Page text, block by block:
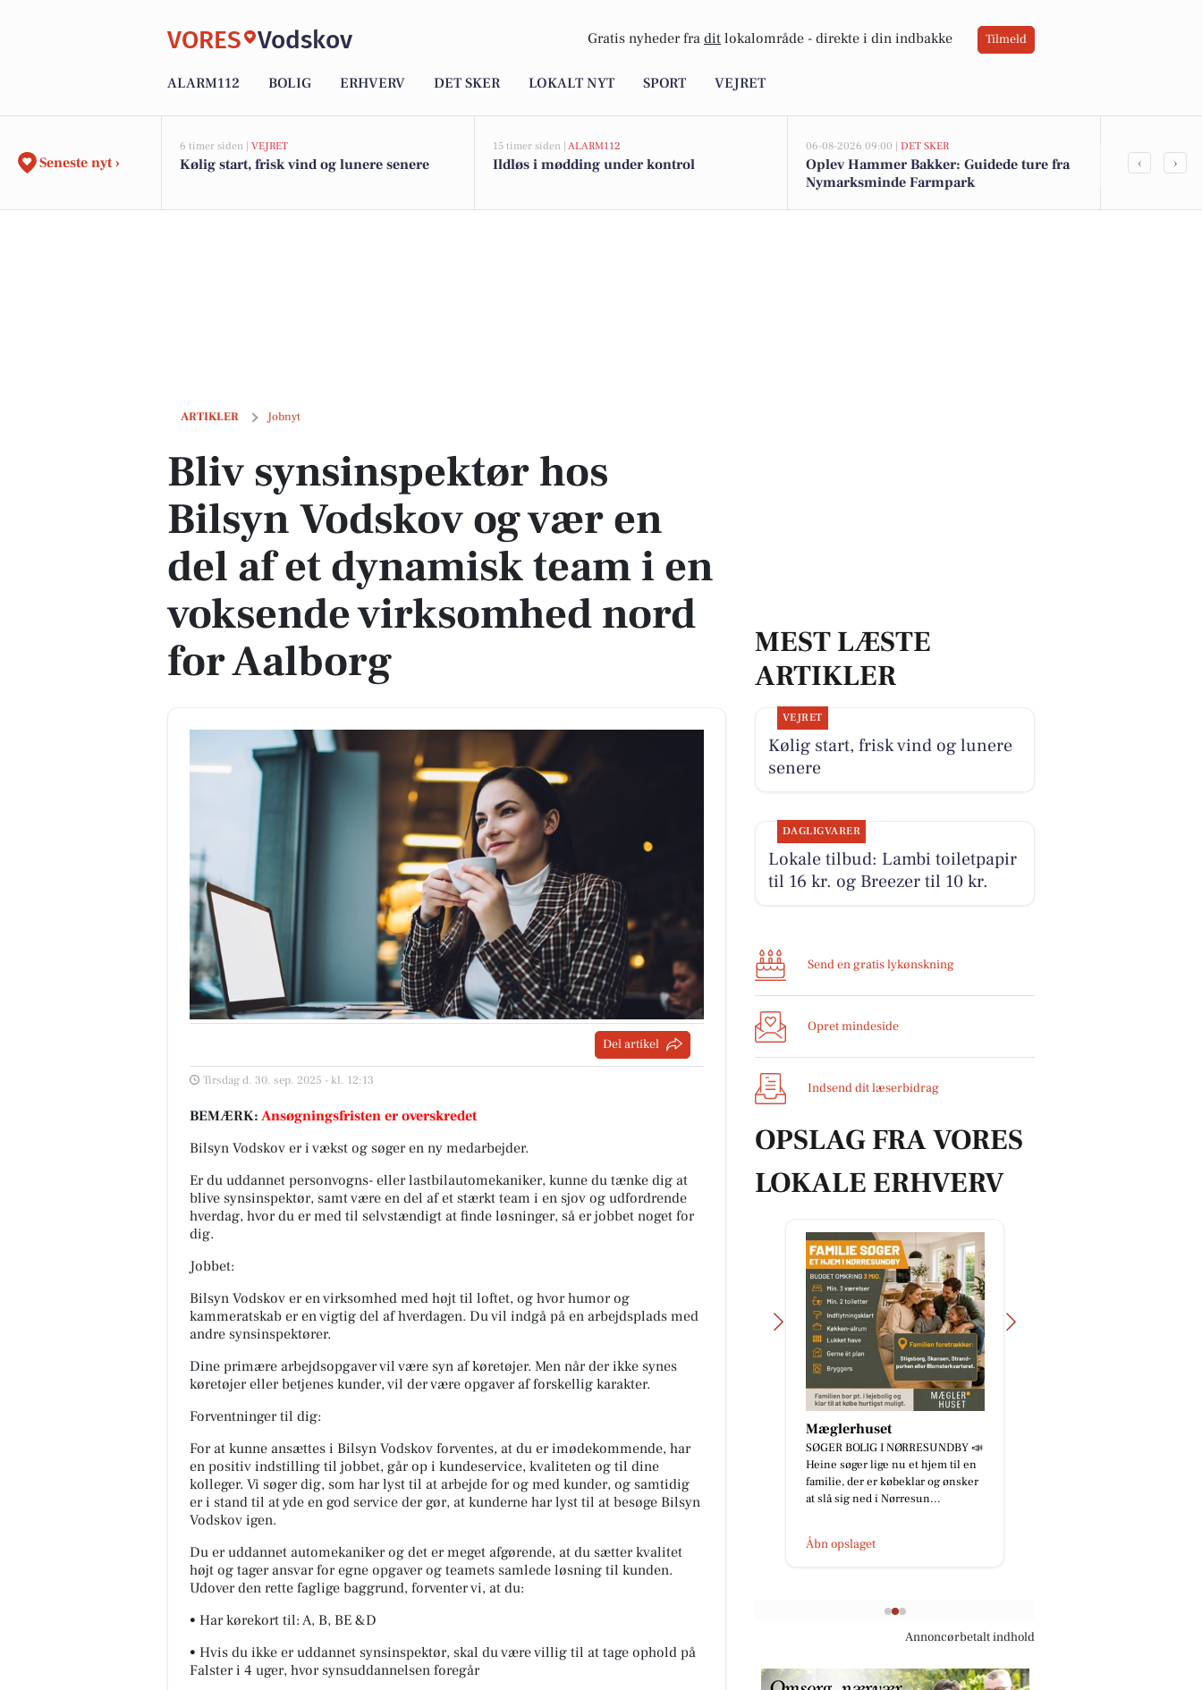
VORES Vodskov Gratis nyheder fra dit lokalområde - direkte i din indbakke Tilmeld
ALARM112 BOLIG ERHVERV DET SKER LOKALT NYT SPORT VEJRET
Seneste nyt ›
6 timer siden | VEJRET
Kølig start, frisk vind og lunere senere
15 timer siden | ALARM112
Ildløs i mødding under kontrol
06-08-2026 09:00 | DET SKER
Oplev Hammer Bakker: Guidede ture fra
Nymarksminde Farmpark
Top 6 over
‹ ›
ARTIKLER Jobnyt
Bliv synsinspektør hos Bilsyn Vodskov og vær en del af et dynamisk team i en voksende virksomhed nord for Aalborg
Bliv synsinspektør hos
Bilsyn Vodskov og vær en
del af et dynamisk team i en
voksende virksomhed nord
for Aalborg
Del artikel
Tirsdag d. 30. sep. 2025 - kl. 12:13
BEMÆRK: Ansøgningsfristen er overskredet
Bilsyn Vodskov er i vækst og søger en ny medarbejder.
Er du uddannet personvogns- eller lastbilautomekaniker, kunne du tænke dig at
blive synsinspektør, samt være en del af et stærkt team i en sjov og udfordrende
hverdag, hvor du er med til selvstændigt at finde løsninger, så er jobbet noget for
dig.
Jobbet:
Bilsyn Vodskov er en virksomhed med højt til loftet, og hvor humor og
kammeratskab er en vigtig del af hverdagen. Du vil indgå på en arbejdsplads med
andre synsinspektører.
Dine primære arbejdsopgaver vil være syn af køretøjer. Men når der ikke synes
køretøjer eller betjenes kunder, vil der være opgaver af forskellig karakter.
Forventninger til dig:
For at kunne ansættes i Bilsyn Vodskov forventes, at du er imødekommende, har
en positiv indstilling til jobbet, går op i kundeservice, kvaliteten og til dine
kolleger. Vi søger dig, som har lyst til at arbejde for og med kunder, og samtidig
er i stand til at yde en god service der gør, at kunderne har lyst til at besøge Bilsyn
Vodskov igen.
Du er uddannet automekaniker og det er meget afgørende, at du sætter kvalitet
højt og tager ansvar for egne opgaver og teamets samlede løsning til kunden.
Udover den rette faglige baggrund, forventer vi, at du:
• Har kørekort til: A, B, BE &D
• Hvis du ikke er uddannet synsinspektør, skal du være villig til at tage ophold på
Falster i 4 uger, hvor synsuddannelsen foregår
MEST LÆSTE
ARTIKLER
VEJRET
Kølig start, frisk vind og lunere
senere
DAGLIGVARER
Lokale tilbud: Lambi toiletpapir
til 16 kr. og Breezer til 10 kr.
Send en gratis lykønskning
Opret mindeside
Indsend dit læserbidrag
OPSLAG FRA VORES
LOKALE ERHVERV
Vodskov Dyreklinik
v/Thorstein Arnason
Nye åbningstider og et nyt koncept
på vores klinikker 🐾 For at gøre det
endnu nemmere at være kunde
hos os, indfører vi nu ...
Åbn opslaget
SØGER BOLIG I NØRRESUNDBY 📣
Heine søger lige nu et hjem til en
familie, der er købeklar og ønsker
at slå sig ned i Nørresun...
Åbn opslaget
JK Auto ApS
❄️ HUSK SERVICE AF
AIRCONDITIONEN I DIN ELBIL! ⚡
🚗 En lille påmindelse om, hvorfor
service af aircondition i din elbil er
Åbn opslaget
Annoncørbetalt indhold